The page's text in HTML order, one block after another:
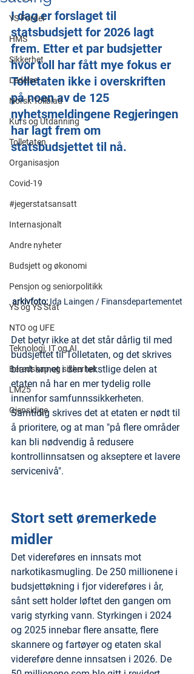
YS Fordel
HMS
Sikkerhet
Ledelse
Norsk Tollblad
Kurs og Utdanning
Tolletaten
Organisasjon
Covid-19
#jegerstatsansatt
Internasjonalt
Andre nyheter
Budsjett og økonomi
Pensjon og seniorpolitikk
YS og YS Stat
NTO og UFE
Teknologi, IT og AI
Beredskap og sikkerhet
LM25
Gjensidige
I dag er forslaget til
statsbudsjett for 2026 lagt
frem. Etter et par budsjetter
hvor toll har fått mye fokus er
Tolletaten ikke i overskriften
på noen av de 125
nyhetsmeldingene Regjeringen
har lagt frem om
statsbudsjettet til nå.
arkivfoto: Ida Laingen / Finansdepartementet
Det betyr ikke at det står dårlig til med
budsjettet til Tolletaten, og det skrives
blant annet i den tekstlige delen at
etaten nå har en mer tydelig rolle
innenfor samfunnssikkerheten.
Samtidig skrives det at etaten er nødt til
å prioritere, og at man "på flere områder
kan bli nødvendig å redusere
kontrollinnsatsen og akseptere et lavere
servicenivå".
Stort sett øremerkede
midler
Det videreføres en innsats mot
narkotikasmugling. De 250 millionene i
budsjettøkning i fjor videreføres i år,
sånt sett holder løftet den gangen om
varig styrking vann. Styrkingen i 2024
og 2025 innebar flere ansatte, flere
skannere og fartøyer og etaten skal
videreføre denne innsatsen i 2026. De